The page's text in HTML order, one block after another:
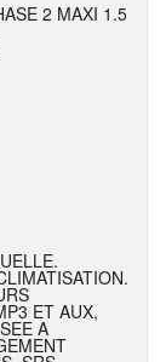
2 MAXI 1.5
ET AUX,
A